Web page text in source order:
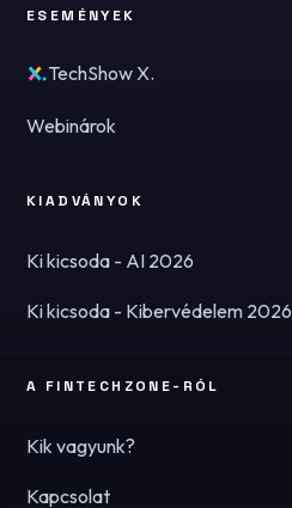
ESEMÉNYEK
TechShow X.
Webinárok
KIADVÁNYOK
Ki kicsoda - AI 2026
Ki kicsoda - Kibervédelem 2026
A FINTECHZONE-RÓL
Kik vagyunk?
Kapcsolat